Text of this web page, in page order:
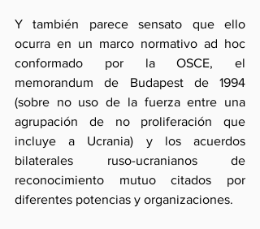
Y también parece sensato que ello
ocurra en un marco normativo ad hoc
conformado por la OSCE, el
memorandum de Budapest de 1994
(sobre no uso de la fuerza entre una
agrupación de no proliferación que
incluye a Ucrania) y los acuerdos
bilaterales ruso-ucranianos de
reconocimiento mutuo citados por
diferentes potencias y organizaciones.